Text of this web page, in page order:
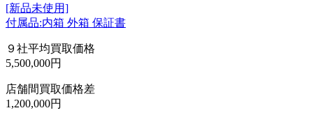
[新品未使用]
付属品:内箱 外箱 保証書
９社平均買取価格
5,500,000円
店舗間買取価格差
1,200,000円